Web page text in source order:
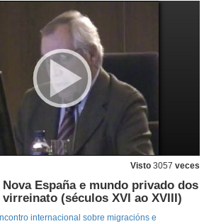
Visto 3057 veces
España e mundo privado dos
(séculos XVI ao XVIII)
internacional sobre migracións e